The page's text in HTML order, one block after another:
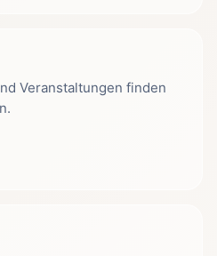
Veranstaltungen finden